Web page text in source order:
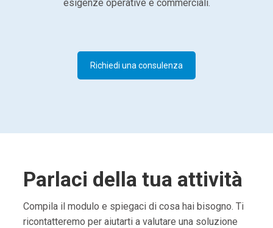
esigenze operative e commerciali.
Richiedi una consulenza
Parlaci della tua attività
Compila il modulo e spiegaci di cosa hai bisogno. Ti
ricontatteremo per aiutarti a valutare una soluzione